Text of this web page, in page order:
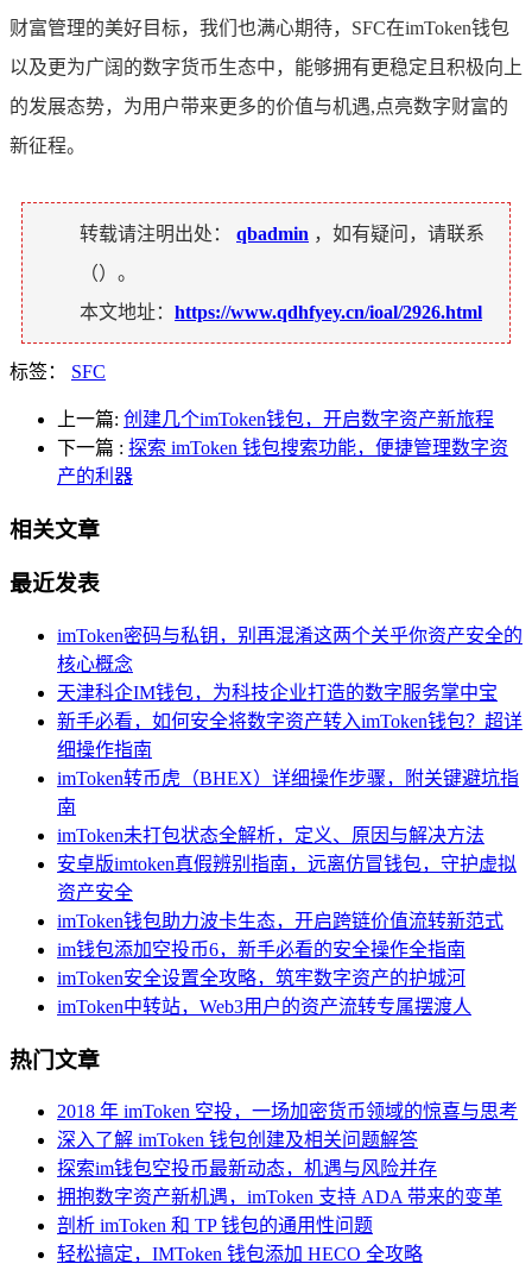
财富管理的美好目标，我们也满心期待，SFC在imToken钱包
以及更为广阔的数字货币生态中，能够拥有更稳定且积极向上
的发展态势，为用户带来更多的价值与机遇,点亮数字财富的
新征程。
转载请注明出处： qbadmin ，如有疑问，请联系
（）。
本文地址： https://www.qdhfyey.cn/ioal/2926.html
标签： SFC
上一篇: 创建几个imToken钱包，开启数字资产新旅程
下一篇 : 探索 imToken 钱包搜索功能，便捷管理数字资
产的利器
相关文章
最近发表
imToken密码与私钥，别再混淆这两个关乎你资产安全的
核心概念
天津科企IM钱包，为科技企业打造的数字服务掌中宝
新手必看，如何安全将数字资产转入imToken钱包？超详
细操作指南
imToken转币虎（BHEX）详细操作步骤，附关键避坑指
南
imToken未打包状态全解析，定义、原因与解决方法
安卓版imtoken真假辨别指南，远离仿冒钱包，守护虚拟
资产安全
imToken钱包助力波卡生态，开启跨链价值流转新范式
im钱包添加空投币6，新手必看的安全操作全指南
imToken安全设置全攻略，筑牢数字资产的护城河
imToken中转站，Web3用户的资产流转专属摆渡人
热门文章
2018 年 imToken 空投，一场加密货币领域的惊喜与思考
深入了解 imToken 钱包创建及相关问题解答
探索im钱包空投币最新动态，机遇与风险并存
拥抱数字资产新机遇，imToken 支持 ADA 带来的变革
剖析 imToken 和 TP 钱包的通用性问题
轻松搞定，IMToken 钱包添加 HECO 全攻略